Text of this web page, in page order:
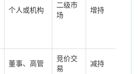
个人或机构
二级市
场
增持
董事、高管
竞价交
易
减持